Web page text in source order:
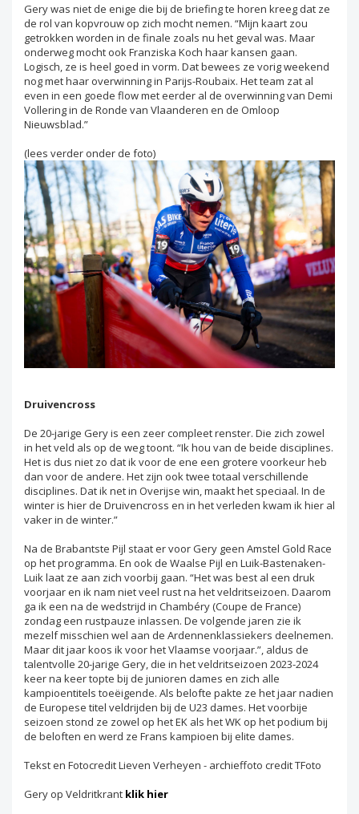
Gery was niet de enige die bij de briefing te horen kreeg dat ze
de rol van kopvrouw op zich mocht nemen. “Mijn kaart zou
getrokken worden in de finale zoals nu het geval was. Maar
onderweg mocht ook Franziska Koch haar kansen gaan.
Logisch, ze is heel goed in vorm. Dat bewees ze vorig weekend
nog met haar overwinning in Parijs-Roubaix. Het team zat al
even in een goede flow met eerder al de overwinning van Demi
Vollering in de Ronde van Vlaanderen en de Omloop
Nieuwsblad.”
(lees verder onder de foto)
Druivencross
De 20-jarige Gery is een zeer compleet renster. Die zich zowel
in het veld als op de weg toont. “Ik hou van de beide disciplines.
Het is dus niet zo dat ik voor de ene een grotere voorkeur heb
dan voor de andere. Het zijn ook twee totaal verschillende
disciplines. Dat ik net in Overijse win, maakt het speciaal. In de
winter is hier de Druivencross en in het verleden kwam ik hier al
vaker in de winter.”
Na de Brabantste Pijl staat er voor Gery geen Amstel Gold Race
op het programma. En ook de Waalse Pijl en Luik-Bastenaken-
Luik laat ze aan zich voorbij gaan. “Het was best al een druk
voorjaar en ik nam niet veel rust na het veldritseizoen. Daarom
ga ik een na de wedstrijd in Chambéry (Coupe de France)
zondag een rustpauze inlassen. De volgende jaren zie ik
mezelf misschien wel aan de Ardennenklassiekers deelnemen.
Maar dit jaar koos ik voor het Vlaamse voorjaar.”, aldus de
talentvolle 20-jarige Gery, die in het veldritseizoen 2023-2024
keer na keer topte bij de junioren dames en zich alle
kampioentitels toeëigende. Als belofte pakte ze het jaar nadien
de Europese titel veldrijden bij de U23 dames. Het voorbije
seizoen stond ze zowel op het EK als het WK op het podium bij
de beloften en werd ze Frans kampioen bij elite dames.
Tekst en Fotocredit Lieven Verheyen - archieffoto credit TFoto
Gery op Veldritkrant klik hier